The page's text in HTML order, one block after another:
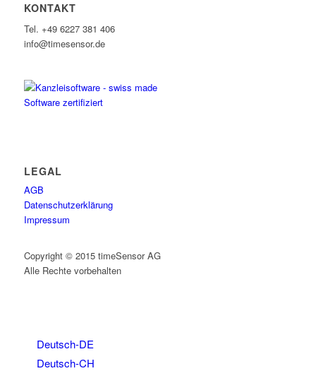
KONTAKT
Tel. +49 6227 381 406
info@timesensor.de
LEGAL
AGB
Datenschutzerklärung
Impressum
Copyright © 2015 timeSensor AG
Alle Rechte vorbehalten
Deutsch-DE
Deutsch-CH